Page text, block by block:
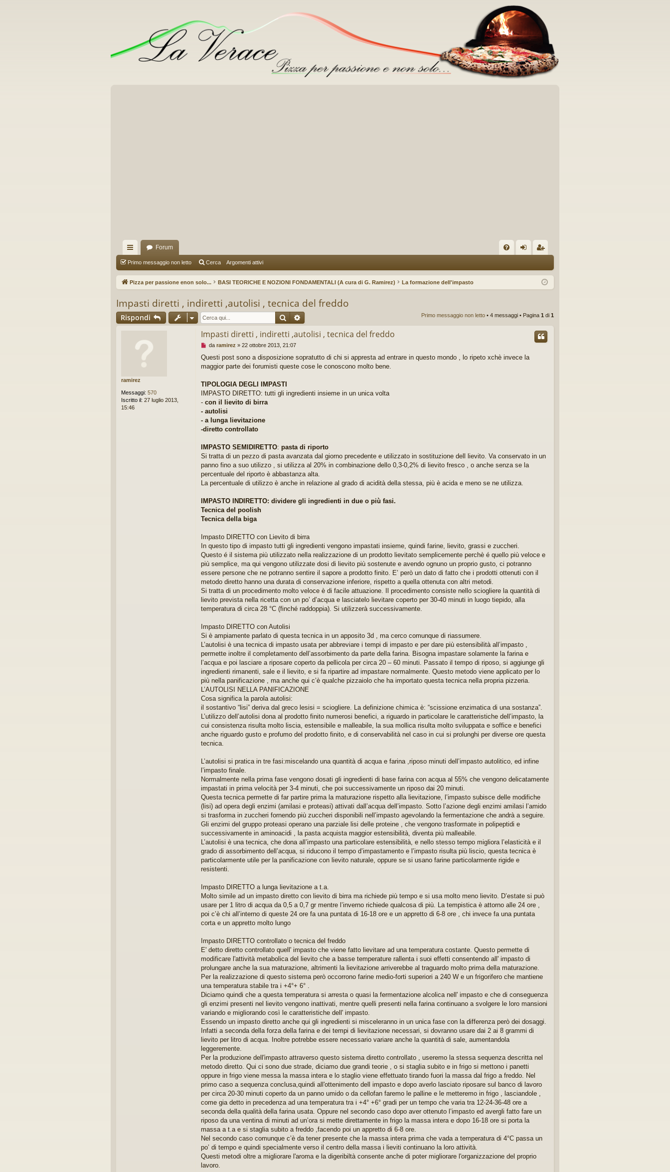
oll
eg
m
en
idi
Forum
Q in riv
Primo messaggio non letto Cerca Argomenti attivi
Pizza per passione enon solo... BASI TEORICHE E NOZIONI FONDAMENTALI (A cura di G. Ramirez) La formazione dell'impasto
Impasti diretti , indiretti ,autolisi , tecnica del freddo
Rispondi CercaRicerca avanzata Primo messaggio non letto • 4 messaggi • Pagina 1 di 1
ramirez
Messaggi: 570
Iscritto il: 27 luglio 2013,
15:46
Impasti diretti , indiretti ,autolisi , tecnica del freddo
M
s
s
g
g
i
o
d
a
l
g
e
r
e
da ramirez » 22 ottobre 2013, 21:07
Questi post sono a disposizione sopratutto di chi si appresta ad entrare in questo mondo , lo ripeto xchè invece la
maggior parte dei forumisti queste cose le conoscono molto bene.
TIPOLOGIA DEGLI IMPASTI
IMPASTO DIRETTO: tutti gli ingredienti insieme in un unica volta
- con il lievito di birra
- autolisi
- a lunga lievitazione
-diretto controllato
IMPASTO SEMIDIRETTO: pasta di riporto
Si tratta di un pezzo di pasta avanzata dal giorno precedente e utilizzato in sostituzione dell lievito. Va conservato in un
panno fino a suo utilizzo , si utilizza al 20% in combinazione dello 0,3-0,2% di lievito fresco , o anche senza se la
percentuale del riporto è abbastanza alta.
La percentuale di utilizzo è anche in relazione al grado di acidità della stessa, più è acida e meno se ne utilizza.
IMPASTO INDIRETTO: dividere gli ingredienti in due o più fasi.
Tecnica del poolish
Tecnica della biga
Impasto DIRETTO con Lievito di birra
In questo tipo di impasto tutti gli ingredienti vengono impastati insieme, quindi farine, lievito, grassi e zuccheri.
Questo é il sistema più utilizzato nella realizzazione di un prodotto lievitato semplicemente perchè é quello più veloce e
più semplice, ma qui vengono utilizzate dosi di lievito più sostenute e avendo ognuno un proprio gusto, ci potranno
essere persone che ne potranno sentire il sapore a prodotto finito. E’ però un dato di fatto che i prodotti ottenuti con il
metodo diretto hanno una durata di conservazione inferiore, rispetto a quella ottenuta con altri metodi.
Si tratta di un procedimento molto veloce è di facile attuazione. Il procedimento consiste nello sciogliere la quantità di
lievito prevista nella ricetta con un po’ d’acqua e lasciatelo lievitare coperto per 30-40 minuti in luogo tiepido, alla
temperatura di circa 28 °C (finché raddoppia). Si utilizzerà successivamente.
Impasto DIRETTO con Autolisi
Si è ampiamente parlato di questa tecnica in un apposito 3d , ma cerco comunque di riassumere.
L’autolisi è una tecnica di impasto usata per abbreviare i tempi di impasto e per dare più estensibilità all’impasto ,
permette inoltre il completamento dell’assorbimento da parte della farina. Bisogna impastare solamente la farina e
l’acqua e poi lasciare a riposare coperto da pellicola per circa 20 – 60 minuti. Passato il tempo di riposo, si aggiunge gli
ingredienti rimanenti, sale e il lievito, e si fa ripartire ad impastare normalmente. Questo metodo viene applicato per lo
più nella panificazione , ma anche qui c’è qualche pizzaiolo che ha importato questa tecnica nella propria pizzeria.
L’AUTOLISI NELLA PANIFICAZIONE
Cosa significa la parola autolisi:
il sostantivo “lisi” deriva dal greco lesisi = sciogliere. La definizione chimica è: “scissione enzimatica di una sostanza”.
L’utilizzo dell’autolisi dona al prodotto finito numerosi benefici, a riguardo in particolare le caratteristiche dell’impasto, la
cui consistenza risulta molto liscia, estensibile e malleabile, la sua mollica risulta molto sviluppata e soffice e benefici
anche riguardo gusto e profumo del prodotto finito, e di conservabilità nel caso in cui si prolunghi per diverse ore questa
tecnica.
L’autolisi si pratica in tre fasi:miscelando una quantità di acqua e farina ,riposo minuti dell’impasto autolitico, ed infine
l’impasto finale.
Normalmente nella prima fase vengono dosati gli ingredienti di base farina con acqua al 55% che vengono delicatamente
impastati in prima velocità per 3-4 minuti, che poi successivamente un riposo dai 20 minuti.
Questa tecnica permette di far partire prima la maturazione rispetto alla lievitazione, l’impasto subisce delle modifiche
(lisi) ad opera degli enzimi (amilasi e proteasi) attivati dall’acqua dell’impasto. Sotto l’azione degli enzimi amilasi l’amido
si trasforma in zuccheri fornendo più zuccheri disponibili nell’impasto agevolando la fermentazione che andrà a seguire.
Gli enzimi del gruppo proteasi operano una parziale lisi delle proteine , che vengono trasformate in polipeptidi e
successivamente in aminoacidi , la pasta acquista maggior estensibilità, diventa più malleabile.
L’autolisi è una tecnica, che dona all’impasto una particolare estensibilità, e nello stesso tempo migliora l’elasticità e il
grado di assorbimento dell’acqua, si riducono il tempo d’impastamento e l’impasto risulta più liscio, questa tecnica è
particolarmente utile per la panificazione con lievito naturale, oppure se si usano farine particolarmente rigide e
resistenti.
Impasto DIRETTO a lunga lievitazione a t.a.
Molto simile ad un impasto diretto con lievito di birra ma richiede più tempo e si usa molto meno lievito. D’estate si può
usare per 1 litro di acqua da 0,5 a 0,7 gr mentre l’inverno richiede qualcosa di più. La tempistica è attorno alle 24 ore ,
poi c’è chi all’interno di queste 24 ore fa una puntata di 16-18 ore e un appretto di 6-8 ore , chi invece fa una puntata
corta e un appretto molto lungo
Impasto DIRETTO controllato o tecnica del freddo
E' detto diretto controllato quell' impasto che viene fatto lievitare ad una temperatura costante. Questo permette di
modificare l'attività metabolica del lievito che a basse temperature rallenta i suoi effetti consentendo all' impasto di
prolungare anche la sua maturazione, altrimenti la lievitazione arriverebbe al traguardo molto prima della maturazione.
Per la realizzazione di questo sistema però occorrono farine medio-forti superiori a 240 W e un frigorifero che mantiene
una temperatura stabile tra i +4°+ 6° .
Diciamo quindi che a questa temperatura si arresta o quasi la fermentazione alcolica nell' impasto e che di conseguenza
gli enzimi presenti nel lievito vengono inattivati, mentre quelli presenti nella farina continuano a svolgere le loro mansioni
variando e migliorando così le caratteristiche dell' impasto.
Essendo un impasto diretto anche qui gli ingredienti si misceleranno in un unica fase con la differenza però dei dosaggi.
Infatti a seconda della forza della farina e dei tempi di lievitazione necessari, si dovranno usare dai 2 ai 8 grammi di
lievito per litro di acqua. Inoltre potrebbe essere necessario variare anche la quantità di sale, aumentandola
leggeremente.
Per la produzione dell'impasto attraverso questo sistema diretto controllato , useremo la stessa sequenza descritta nel
metodo diretto. Qui ci sono due strade, diciamo due grandi teorie , o si staglia subito e in frigo si mettono i panetti
oppure in frigo viene messa la massa intera e lo staglio viene effettuato tirando fuori la massa dal frigo a freddo. Nel
primo caso a sequenza conclusa,quindi all'ottenimento dell impasto e dopo averlo lasciato riposare sul banco di lavoro
per circa 20-30 minuti coperto da un panno umido o da cellofan faremo le palline e le metteremo in frigo , lasciandole ,
come gia detto in precedenza ad una temperatura tra i +4° +6° gradi per un tempo che varia tra 12-24-36-48 ore a
seconda della qualità della farina usata. Oppure nel secondo caso dopo aver ottenuto l’impasto ed avergli fatto fare un
riposo da una ventina di minuti ad un’ora si mette direttamente in frigo la massa intera e dopo 16-18 ore si porta la
massa a t.a e si staglia subito a freddo ,facendo poi un appretto di 6-8 ore.
Nel secondo caso comunque c’è da tener presente che la massa intera prima che vada a temperatura di 4°C passa un
po’ di tempo e quindi specialmente verso il centro della massa i lieviti continuano la loro attività.
Questi metodi oltre a migliorare l'aroma e la digeribiltà consente anche di poter migliorare l'organizzazione del proprio
lavoro.